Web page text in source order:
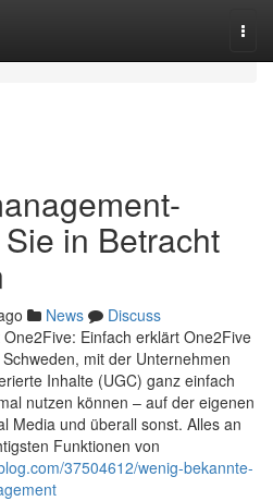
in Betracht
News
Discuss
Einfach erklärt One2Five
mit der Unternehmen
Inhalte (UGC) ganz einfach
nutzen können – auf der eigenen
Media und überall sonst. Alles an
Funktionen von
37504612/wenig-bekannte-